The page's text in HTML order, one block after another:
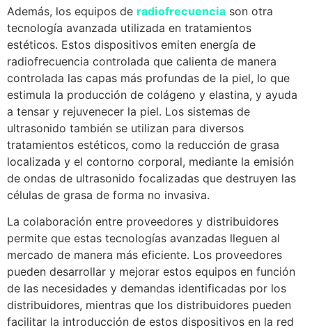
Además, los equipos de radiofrecuencia son otra
tecnología avanzada utilizada en tratamientos
estéticos. Estos dispositivos emiten energía de
radiofrecuencia controlada que calienta de manera
controlada las capas más profundas de la piel, lo que
estimula la producción de colágeno y elastina, y ayuda
a tensar y rejuvenecer la piel. Los sistemas de
ultrasonido también se utilizan para diversos
tratamientos estéticos, como la reducción de grasa
localizada y el contorno corporal, mediante la emisión
de ondas de ultrasonido focalizadas que destruyen las
células de grasa de forma no invasiva.
La colaboración entre proveedores y distribuidores
permite que estas tecnologías avanzadas lleguen al
mercado de manera más eficiente. Los proveedores
pueden desarrollar y mejorar estos equipos en función
de las necesidades y demandas identificadas por los
distribuidores, mientras que los distribuidores pueden
facilitar la introducción de estos dispositivos en la red